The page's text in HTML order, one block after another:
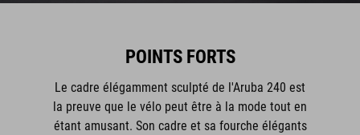
POINTS FORTS
Le cadre élégamment sculpté de l'Aruba 240 est
la preuve que le vélo peut être à la mode tout en
étant amusant. Son cadre et sa fourche élégants